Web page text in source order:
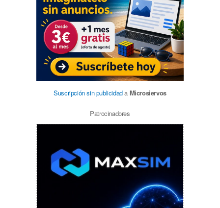
Suscripción sin publicidada Microsiervos
Patrocinadores